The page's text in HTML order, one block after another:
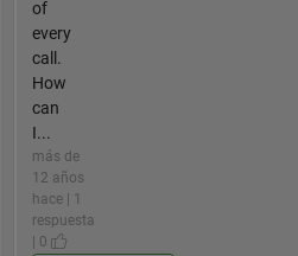
of
every
call.
How
can
I...
más de
12 años
hace | 1
respuesta
| 0